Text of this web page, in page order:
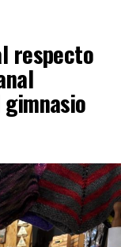
respecto